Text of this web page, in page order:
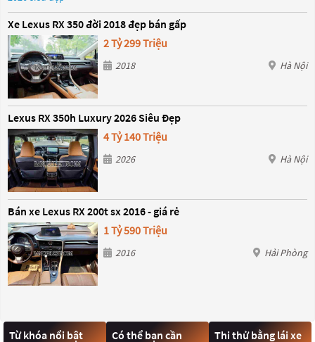
Xe Lexus RX 350 đời 2018 đẹp bán gấp
2 Tỷ 299 Triệu
2018 Hà Nội
Lexus RX 350h Luxury 2026 Siêu Đẹp
4 Tỷ 140 Triệu
2026 Hà Nội
Bán xe Lexus RX 200t sx 2016 - giá rẻ
1 Tỷ 590 Triệu
2016 Hải Phòng
Từ khóa nổi bật Có thể bạn cần Thi thử bằng lái xe